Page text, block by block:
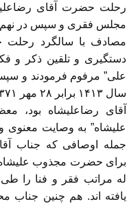
رحلت حضرت آقای
مصادف با سالگرد رحلت
دستگیری و تلقین ذکر و
آقای رضاعلیشاه بود،
علیشاه” به وصایت معنوی
جمله اوصافی که جناب
برای حضرت مجذوب علیشاه
له مراتب فقر و فنا را
یافته اند. هم چنین جناب